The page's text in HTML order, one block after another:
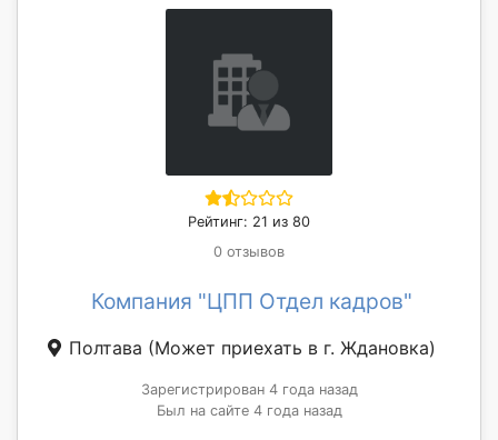
Рейтинг: 21 из 80
0 отзывов
Компания "ЦПП Отдел кадров"
Полтава (Может приехать в г. Ждановка)
Зарегистрирован 4 года назад
Был на сайте 4 года назад